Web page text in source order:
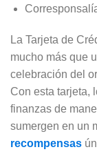
La Tarjeta de
mucho más que
celebración del
Con esta tarjeta,
finanzas de
sumergen en un
recompensas